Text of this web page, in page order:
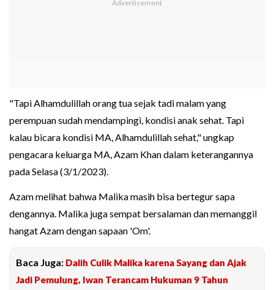
"Tapi Alhamdulillah orang tua sejak tadi malam yang
perempuan sudah mendampingi, kondisi anak sehat. Tapi
kalau bicara kondisi MA, Alhamdulillah sehat," ungkap
pengacara keluarga MA, Azam Khan dalam keterangannya
pada Selasa (3/1/2023).
Azam melihat bahwa Malika masih bisa bertegur sapa
dengannya. Malika juga sempat bersalaman dan memanggil
hangat Azam dengan sapaan 'Om'.
Baca Juga: Dalih Culik Malika karena Sayang dan Ajak
Jadi Pemulung, Iwan Terancam Hukuman 9 Tahun